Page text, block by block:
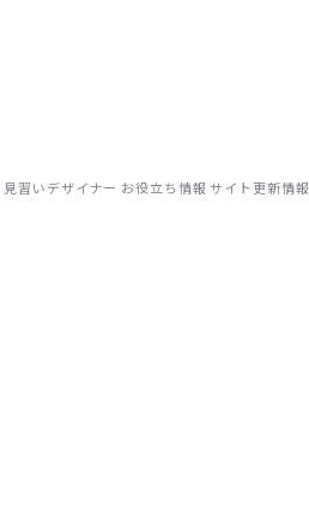
見習いデザイナー お役立ち情報サイト更新情報